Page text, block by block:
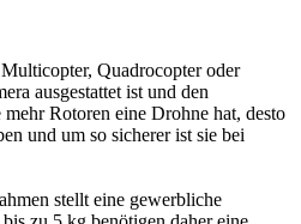
Quadrocopter oder
ausgestattet ist und den
Rotoren eine Drohne hat, desto
und um so sicherer ist sie bei
stellt eine gewerbliche